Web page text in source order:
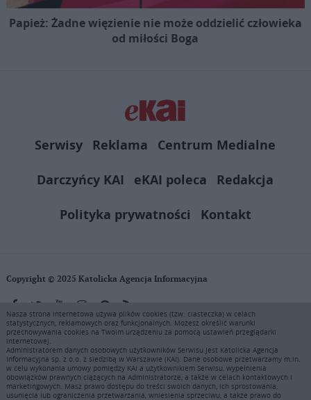
Papież: Żadne więzienie nie może oddzielić człowieka
od miłości Boga
Serwisy Reklama
Centrum Medialne
Darczyńcy KAI
eKAI poleca
Redakcja
Polityka prywatności
Kontakt
Copyright © 2025 Katolicka Agencja Informacyjna
KAI zastrzega wszelkie prawa do serwisu. Użytkownicy mogą pobierać
i drukować fragmenty zawartości serwisu internetowego www.ekai.pl
wyłącznie do użytku osobistego. Publikacja, rozpowszechnianie
zawartości niniejszego serwisu lub jej sprzedaż (także framing i in.
podobne metody), są bez uprzedniej pisemnej zgody KAI zabronione i
stanowią naruszenie ustaw o prawie autorskim, ochronie baz danych i
Nasza strona internetowa używa plików cookies (tzw. ciasteczka) w celach
statystycznych, reklamowych oraz funkcjonalnych. Możesz określić warunki
przechowywania cookies na Twoim urządzeniu za pomocą ustawień przeglądarki
internetowej.
Administratorem danych osobowych użytkowników Serwisu jest Katolicka Agencja
Informacyjna sp. z o.o. z siedzibą w Warszawie (KAI). Dane osobowe przetwarzamy m.in.
w celu wykonania umowy pomiędzy KAI a użytkownikiem Serwisu, wypełnienia
obowiązków prawnych ciążących na Administratorze, a także w celach kontaktowych i
marketingowych. Masz prawo dostępu do treści swoich danych, ich sprostowania,
usunięcia lub ograniczenia przetwarzania, wniesienia sprzeciwu, a także prawo do